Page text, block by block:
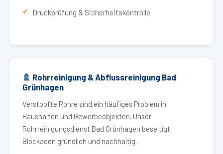
Druckprüfung & Sicherheitskontrolle
🚿 Rohrreinigung & Abflussreinigung Bad
Grünhagen
Verstopfte Rohre sind ein häufiges Problem in
Haushalten und Gewerbeobjekten. Unser
Rohrreinigungsdienst Bad Grünhagen beseitigt
Blockaden gründlich und nachhaltig.